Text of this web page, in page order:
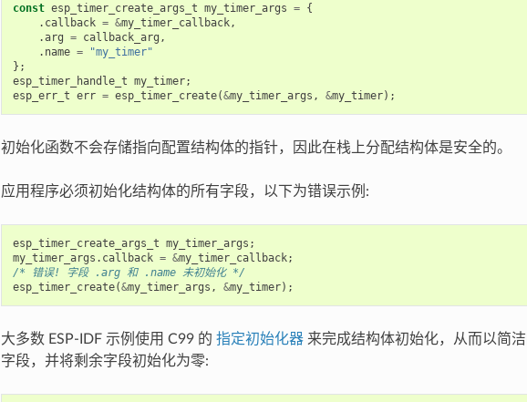
const esp_timer_create_args_t my_timer_args = {
. callback = &my_timer_callback,
.arg = callback_arg ,
. name =
"my_timer"
};
esp_timer_handle_t my_timer;
esp_err_t err = esp_timer_create(&my_timer_args , &my_timer);
初始化函数不会存储指向配置结构体的指针，因此在栈上分配结构体是安全的。
应用程序必须初始化结构体的所有字段，以下为错误示例:
esp_timer_create_args_t my_timer_args ;
my_timer_args . callback = &my_timer_callback;
/* 错误! 字段 .arg 和 .name 未初始化 */
esp_timer_create(&my_timer_args , &my_timer);
大多数 ESP-IDF 示例使用 C99 的 指定初始化器来完成结构体初始化，从而以简
字段，并将剩余字段初始化为零: